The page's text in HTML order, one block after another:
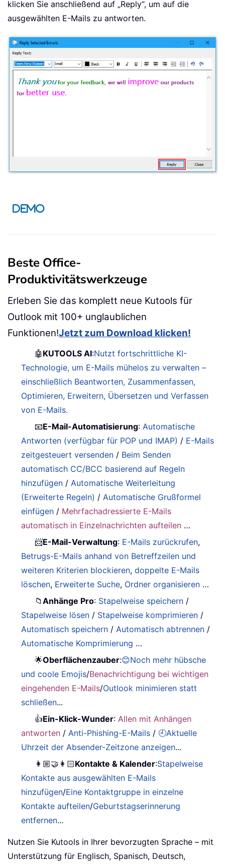
klicken Sie anschließend auf „Reply“, um auf die
ausgewählten E-Mails zu antworten.
Demo
Beste Office-
Produktivitätswerkzeuge
Erleben Sie das komplett neue Kutools für
Outlook mit 100+ unglaublichen
Funktionen!Jetzt zum Download klicken!
🤖 KUTOOLS AI:Nutzt fortschrittliche KI-
Technologie, um E-Mails mühelos zu verwalten –
einschließlich Beantworten, Zusammenfassen,
Optimieren, Erweitern, Übersetzen und Verfassen
von E-Mails.
📧E-Mail-Automatisierung: Automatische
Antworten (verfügbar für POP und IMAP) / E-Mails
zeitgesteuert versenden / Beim Senden
automatisch CC/BCC basierend auf Regeln
hinzufügen / Automatische Weiterleitung
(Erweiterte Regeln) / Automatische Grußformel
einfügen / Mehrfachadressierte E-Mails
automatisch in Einzelnachrichten aufteilen …
📨E-Mail-Verwaltung: E-Mails zurückrufen,
Betrugs-E-Mails anhand von Betreffzeilen und
weiteren Kriterien blockieren,doppelte E-Mails
löschen, Erweiterte Suche, Ordner organisieren …
📁Anhänge Pro: Stapelweise speichern /
Stapelweise lösen / Stapelweise komprimieren /
Automatisch speichern / Automatisch abtrennen /
Automatische Komprimierung …
🌟Oberflächenzauber:😊Noch mehr hübsche
und coole Emojis/Benachrichtigung bei wichtigen
eingehenden E-Mails/Outlook minimieren statt
schließen...
👍Ein-Klick-Wunder: Allen mit Anhängen
antworten / Anti-Phishing-E-Mails / 🕘Aktuelle
Uhrzeit der Absender-Zeitzone anzeigen...
👩🏼‍🤝‍👩🏻Kontakte & Kalender:Stapelweise
Kontakte aus ausgewählten E-Mails
hinzufügen/Eine Kontaktgruppe in einzelne
Kontakte aufteilen/Geburtstagserinnerung
entfernen...
Nutzen Sie Kutools in Ihrer bevorzugten Sprache – mit
Unterstützung für Englisch, Spanisch, Deutsch,